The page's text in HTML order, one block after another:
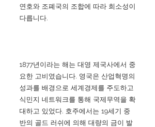
연호와 조폐국의 조합에 따라 희소성이
다릅니다.
1877년이라는 해는 대영 제국사에서 중
요한 고비였습니다. 영국은 산업혁명의
성과를 배경으로 세계경제를 주도하고
식민지 네트워크를 통해 국제무역을 확
대하고 있었다. 호주에서는 19세기 중
반의 골드 러쉬에 의해 대량의 금이 발